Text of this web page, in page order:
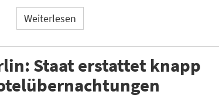
Weiterlesen
Staat erstattet knapp